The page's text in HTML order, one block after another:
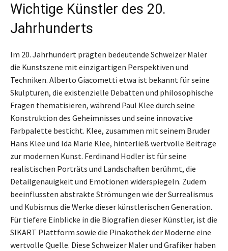
Wichtige Künstler des 20.
Jahrhunderts
Im 20. Jahrhundert prägten bedeutende Schweizer Maler
die Kunstszene mit einzigartigen Perspektiven und
Techniken. Alberto Giacometti etwa ist bekannt für seine
Skulpturen, die existenzielle Debatten und philosophische
Fragen thematisieren, während Paul Klee durch seine
Konstruktion des Geheimnisses und seine innovative
Farbpalette besticht. Klee, zusammen mit seinem Bruder
Hans Klee und Ida Marie Klee, hinterließ wertvolle Beiträge
zur modernen Kunst. Ferdinand Hodler ist für seine
realistischen Porträts und Landschaften berühmt, die
Detailgenauigkeit und Emotionen widerspiegeln. Zudem
beeinflussten abstrakte Strömungen wie der Surrealismus
und Kubismus die Werke dieser künstlerischen Generation.
Für tiefere Einblicke in die Biografien dieser Künstler, ist die
SIKART Plattform sowie die Pinakothek der Moderne eine
wertvolle Quelle. Diese Schweizer Maler und Grafiker haben